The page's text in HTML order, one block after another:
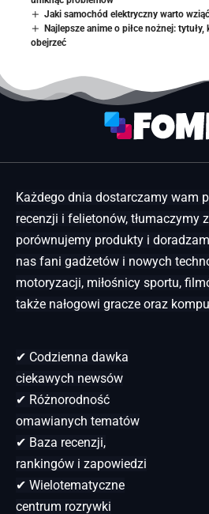
Jaki samochód elektryczny warto
Najlepsze anime o piłce nożnej:
obejrzeć
Każdego dnia dostarczamy wam
recenzji i felietonów, tłumaczymy
porównujemy produkty i
nas fani gadżetów i nowych
motoryzacji, miłośnicy sportu,
także nałogowi gracze oraz
✔ Codzienna dawka
ciekawych newsów
✔ Różnorodność
omawianych tematów
✔ Baza recenzji,
rankingów i zapowiedzi
✔ Wielotematyczne
centrum rozrywki